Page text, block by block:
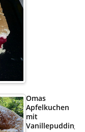
Omas
Apfelkuchen
mit
Vanillepudding